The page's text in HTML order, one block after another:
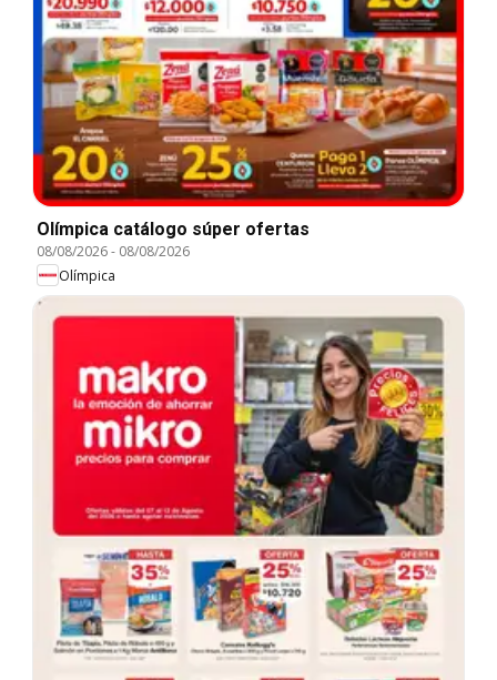
Olímpica catálogo súper ofertas
08/08/2026- 08/08/2026
Olímpica